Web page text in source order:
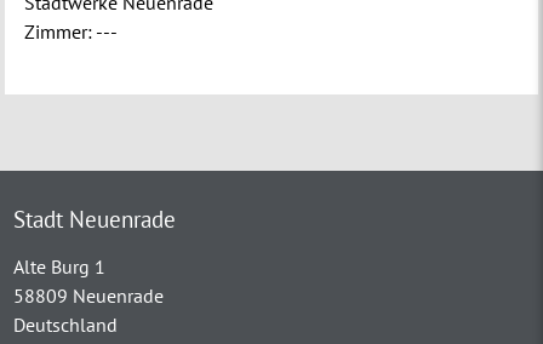
Zimmer: ---
Stadt Neuenrade
Alte Burg 1
58809 Neuenrade
Deutschland